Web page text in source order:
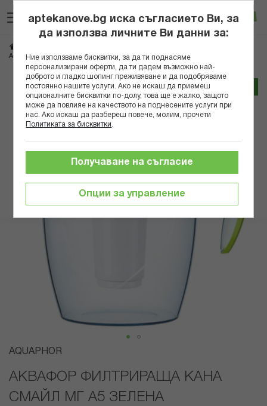
към
съдържанието
Вход
АКВАФОР ФИЛТРИРАЩА КАНА СМАЙЛ МГ А5 ЗЕЛЕНА
Трайно ниска цена онлайн
Преминете
края
Преминете
началото
галерия
AQUAPHOR
АКВАФОР ФИЛТРИРАЩА КАНА
СМАЙЛ МГ А5 ЗЕЛЕНА
aptekanove.bg иска съгласието Ви, за
да използва личните Ви данни за:
Ние използваме бисквитки, за да ти поднасяме
персонализирани оферти, да ти дадем възможно най-
доброто и гладко шопинг преживяване и да подобряваме
постоянно нашите услуги. Ако не искаш да приемеш
опционалните бисквитки по-долу, това ще е жалко, защото
може да повлияе на качеството на поднесените услуги при
нас. Ако искаш да разбереш повече, молим, прочети
Политиката за бисквитки
Опции за управление
Получаване на съгласие